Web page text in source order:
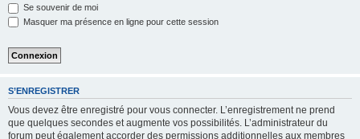
Se souvenir de moi
Masquer ma présence en ligne pour cette session
S’ENREGISTRER
Vous devez être enregistré pour vous connecter. L’enregistrement ne prend
que quelques secondes et augmente vos possibilités. L’administrateur du
forum peut également accorder des permissions additionnelles aux membres